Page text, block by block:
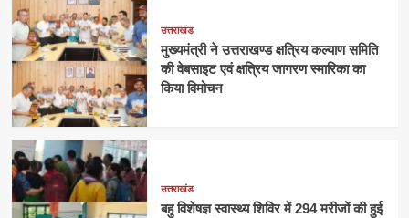
उत्तराखंड
मुख्यमंत्री ने उत्तराखण्ड क्षत्रिय कल्याण समिति
की वेबसाइट एवं क्षत्रिय जागरण स्मारिका का
किया विमोचन
उत्तराखंड
बहु विशेषज्ञ स्वास्थ्य शिविर में 294 मरीजों की हुई